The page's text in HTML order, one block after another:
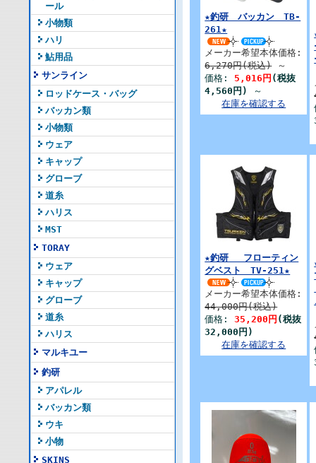
ール
小物類
ハリ
鮎用品
サンライン
ロッドケース・バッグ
バッカン類
小物類
ウェア
キャップ
グローブ
道糸
ハリス
MST
TORAY
ウェア
キャップ
グローブ
道糸
ハリス
マルキユー
釣研
アパレル
バッカン類
ウキ
小物
SKINS
★釣研 バッカン TB-
261★
メーカー希望本体価格:
6,270円(税込)
～
価格: 5,016円 (税抜
4,560円)
～
在庫を確認する
★釣研 フローティン
グベスト TV-251★
メーカー希望本体価格:
44,000円(税込)
価格:35,200円 (税抜
32,000円)
在庫を確認する